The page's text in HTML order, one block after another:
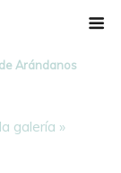
Arándanos
galería »